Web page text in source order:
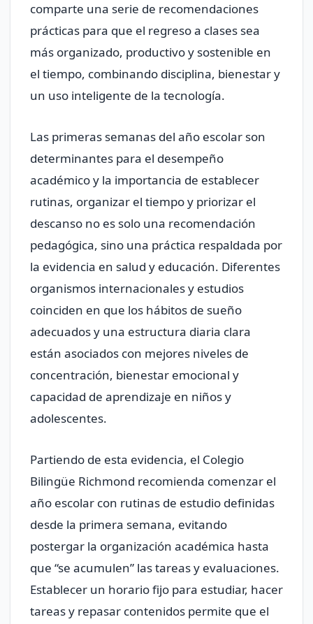
comparte una serie de recomendaciones
prácticas para que el regreso a clases sea
más organizado, productivo y sostenible en
el tiempo, combinando disciplina, bienestar y
un uso inteligente de la tecnología.
Las primeras semanas del año escolar son
determinantes para el desempeño
académico y la importancia de establecer
rutinas, organizar el tiempo y priorizar el
descanso no es solo una recomendación
pedagógica, sino una práctica respaldada por
la evidencia en salud y educación. Diferentes
organismos internacionales y estudios
coinciden en que los hábitos de sueño
adecuados y una estructura diaria clara
están asociados con mejores niveles de
concentración, bienestar emocional y
capacidad de aprendizaje en niños y
adolescentes.
Partiendo de esta evidencia, el Colegio
Bilingüe Richmond recomienda comenzar el
año escolar con rutinas de estudio definidas
desde la primera semana, evitando
postergar la organización académica hasta
que “se acumulen” las tareas y evaluaciones.
Establecer un horario fijo para estudiar, hacer
tareas y repasar contenidos permite que el